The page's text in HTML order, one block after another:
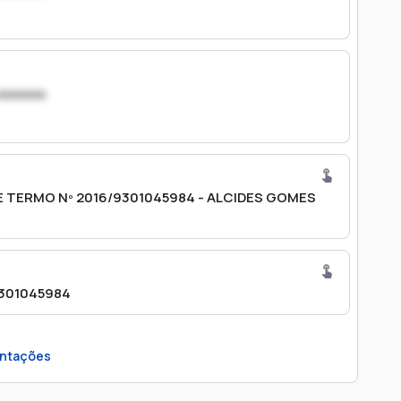
Nº 2016/9301045984 - ALCIDES GOMES